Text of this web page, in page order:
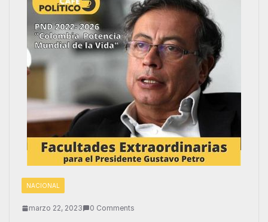
NACIONAL
marzo 22, 2023 0 Comments